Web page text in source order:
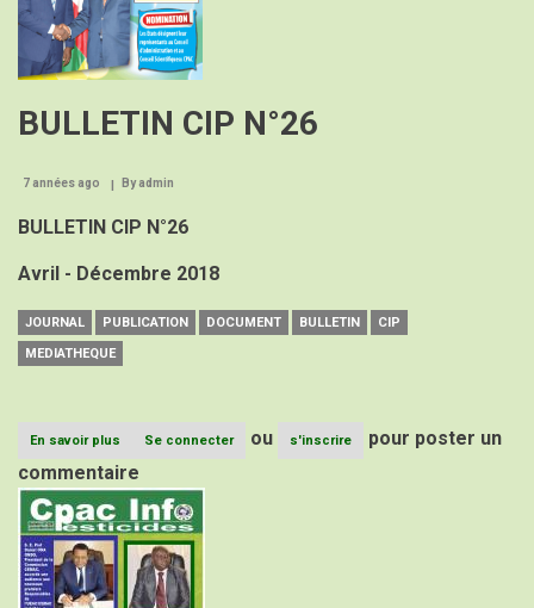
BULLETIN CIP N°26
7 années ago Byadmin
BULLETIN CIP N°26
Avril - Décembre 2018
JOURNAL PUBLICATION DOCUMENT BULLETIN
CIP
MEDIATHEQUE
En savoir plus
BULLETIN
CIP
N°26
Se connecter ou s'inscrire
pour poster un
commentaire
Image